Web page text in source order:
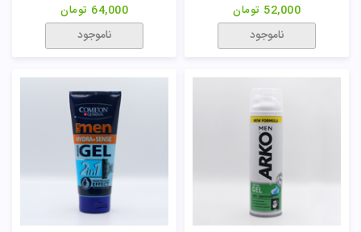
52,000 تومان
ناموجود
64,000 تومان
ناموجود